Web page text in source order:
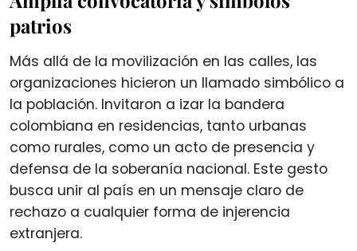
patrios
Más allá de la movilización en las calles, las
organizaciones hicieron un llamado simbólico a
la población. Invitaron a izar la bandera
colombiana en residencias, tanto urbanas
como rurales, como un acto de presencia y
defensa de la soberanía nacional. Este gesto
busca unir al país en un mensaje claro de
rechazo a cualquier forma de injerencia
extranjera.